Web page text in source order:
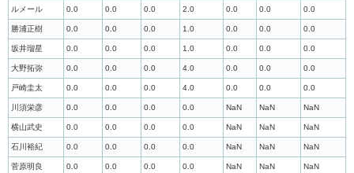
ルメール 0.0 0.0 0.0 2.0 0.0 0.0 0.0
勝浦正樹 0.0 0.0 0.0 1.0 0.0 0.0 0.0
坂井瑠星 0.0 0.0 0.0 1.0 0.0 0.0 0.0
大野拓弥 0.0 0.0 0.0 4.0 0.0 0.0 0.0
戸崎圭太 0.0 0.0 0.0 4.0 0.0 0.0 0.0
川須栄彦 0.0 0.0 0.0 0.0 NaN NaN NaN
横山武史 0.0 0.0 0.0 0.0 NaN NaN NaN
石川裕紀 0.0 0.0 0.0 0.0 NaN NaN NaN
菅原明良 0.0 0.0 0.0 0.0 NaN NaN NaN